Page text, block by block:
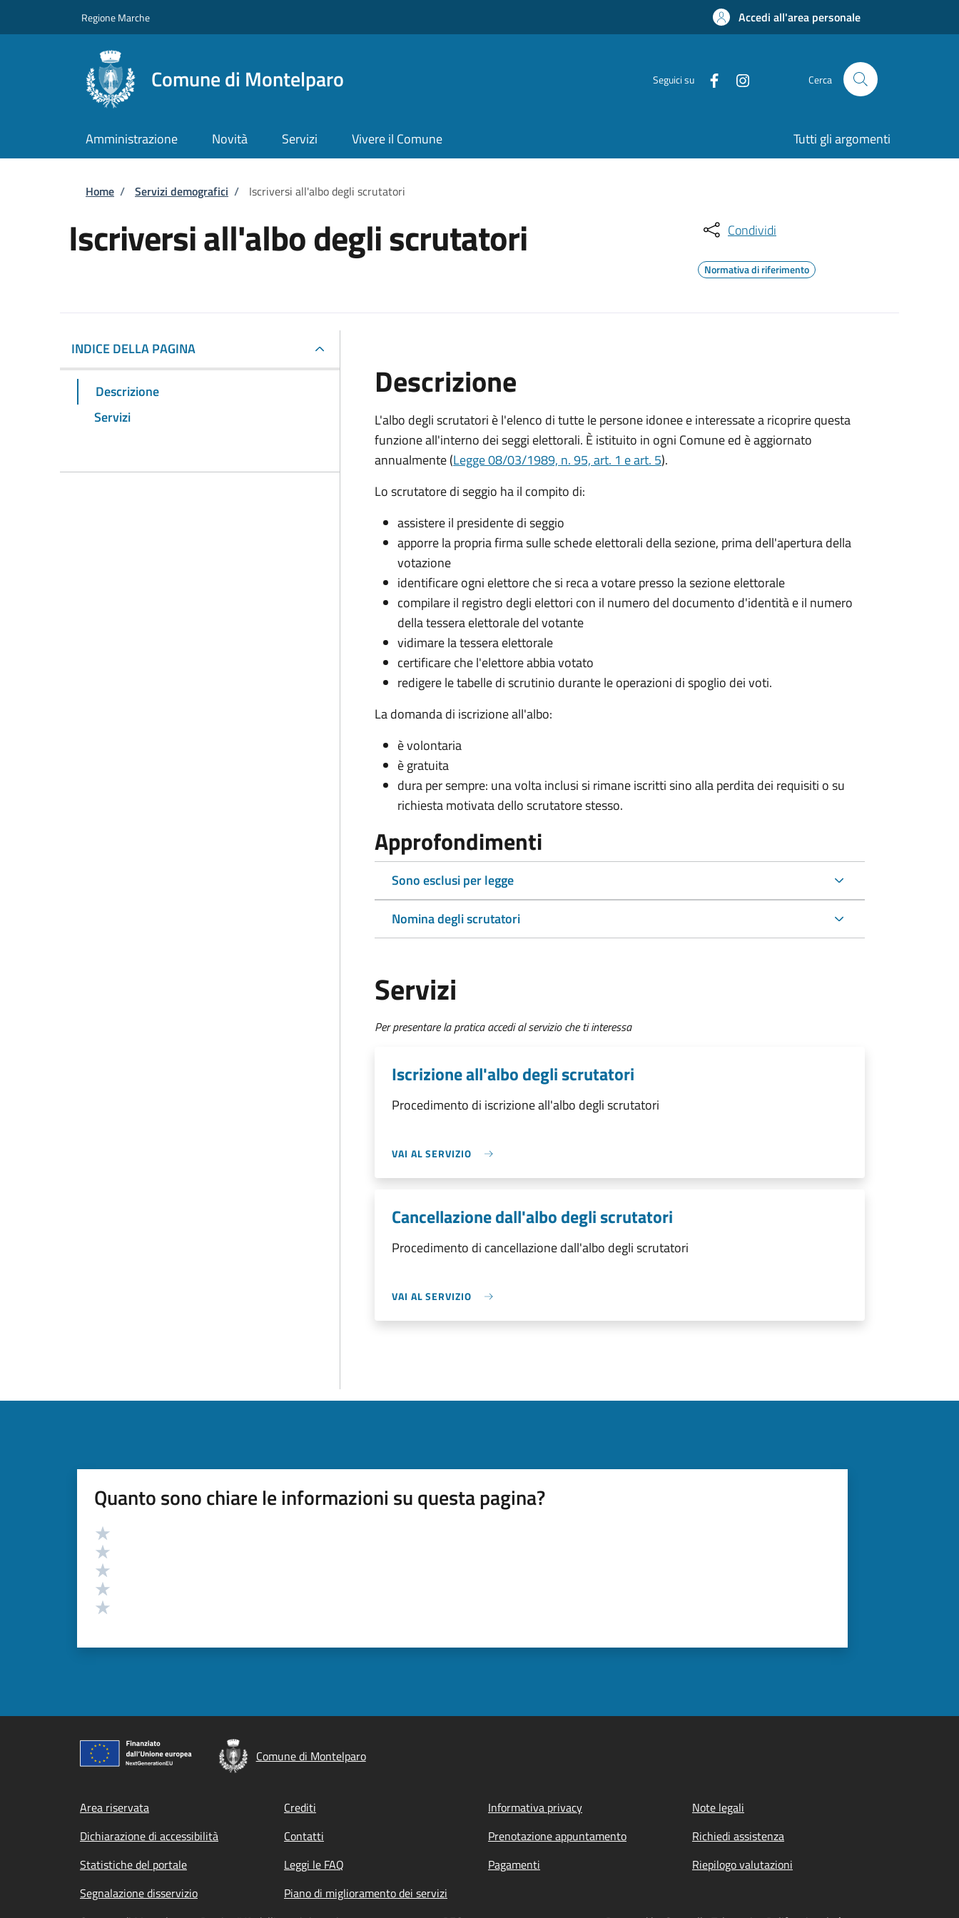
Regione Marche Accedi all'area personale
Comune di Montelparo Seguici su Cerca
Amministrazione Novità Servizi Vivere il Comune Tutti gli argomenti
Briciole di pane
Home / Servizi demografici / Iscriversi all'albo degli scrutatori
Iscriversi all'albo degli scrutatori Condividi
Normativa di riferimento
INDICE DELLA PAGINA
Descrizione
Servizi
Descrizione
L'albo degli scrutatori è l'elenco di tutte le persone idonee e interessate a ricoprire questa
funzione all'interno dei seggi elettorali. È istituito in ogni Comune ed è aggiornato
annualmente (Legge 08/03/1989, n. 95, art. 1 e art. 5).
Lo scrutatore di seggio ha il compito di:
assistere il presidente di seggio
apporre la propria firma sulle schede elettorali della sezione, prima dell'apertura della
votazione
identificare ogni elettore che si reca a votare presso la sezione elettorale
compilare il registro degli elettori con il numero del documento d'identità e il numero
della tessera elettorale del votante
vidimare la tessera elettorale
certificare che l'elettore abbia votato
redigere le tabelle di scrutinio durante le operazioni di spoglio dei voti.
La domanda di iscrizione all'albo:
è volontaria
è gratuita
dura per sempre: una volta inclusi si rimane iscritti sino alla perdita dei requisiti o su
richiesta motivata dello scrutatore stesso.
Approfondimenti
Sono esclusi per legge
Nomina degli scrutatori
Servizi
Per presentare la pratica accedi al servizio che ti interessa
Iscrizione all'albo degli scrutatori
Procedimento di iscrizione all'albo degli scrutatori
VAI AL SERVIZIO
Cancellazione dall'albo degli scrutatori
Procedimento di cancellazione dall'albo degli scrutatori
VAI AL SERVIZIO
Quanto sono chiare le informazioni su questa pagina?
Valutazione
Comune di Montelparo
Footer menu
Area riservata Crediti Informativa privacy
Note legali
Dichiarazione di accessibilità
Contatti Prenotazione appuntamento
Richiedi assistenza
Statistiche del portale
Leggi le FAQ Pagamenti
Riepilogo valutazioni
Segnalazione disservizio
Piano di miglioramento dei servizi